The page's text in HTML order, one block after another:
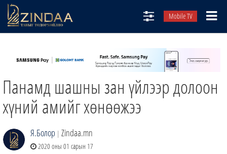
Mobile TV
ТВ8
ӨГЛӨӨНИЙ СОНИН
АУДИО ЗОХИОЛ
ЗИНДАА СЭТГҮҮЛ
Панамд шашны зан үйлээр долоон
хүний амийг хөнөөжээ
Я.Болор | Zindaa.mn
2020 оны 01 сарын 17